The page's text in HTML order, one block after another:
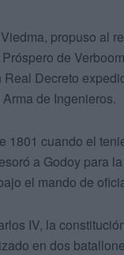
propuso al
de
Decreto
de Ingenieros.
1801 cuando el
a Godoy para
el mando de
IV, la
en dos